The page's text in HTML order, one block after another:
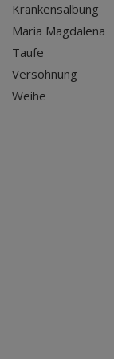
Krankensalbung
Maria Magdalena
Taufe
Versöhnung
Weihe